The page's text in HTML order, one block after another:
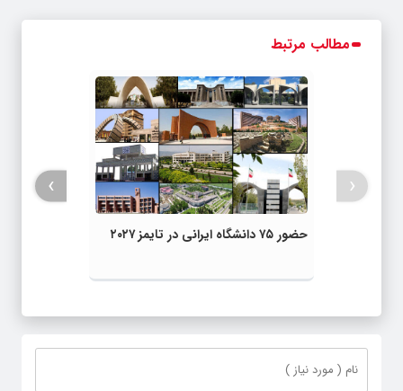
مطالب مرتبط
حضور ۷۵ دانشگاه ایرانی در تایمز ۲۰۲۷
‹
›